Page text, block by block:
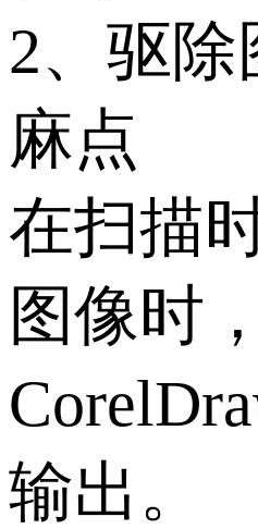
2、驱除
麻点
在扫描
图像时
输出。